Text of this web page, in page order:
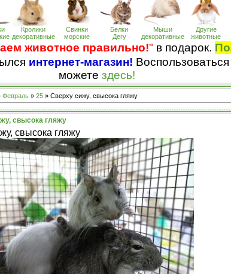
Кролики
декоративные
Свинки
морские
Белки
Дегу
Мыши
декоративные
Другие
животные
животное правильно!" в подарок.
интернет-магазин!
можете здесь!
Февраль » 25» Сверху сижу, свысока гляжу
свысока гляжу
свысока гляжу